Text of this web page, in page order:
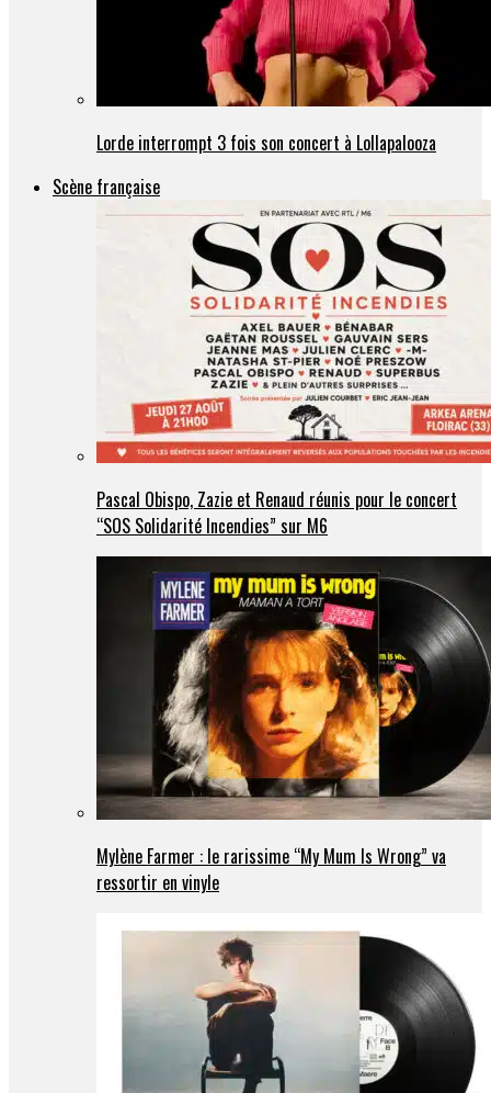
Lorde interrompt 3 fois son concert à Lollapalooza
Scène française
Pascal Obispo, Zazie et Renaud réunis pour le concert
“SOS Solidarité Incendies” sur M6
Mylène Farmer : le rarissime “My Mum Is Wrong” va
ressortir en vinyle